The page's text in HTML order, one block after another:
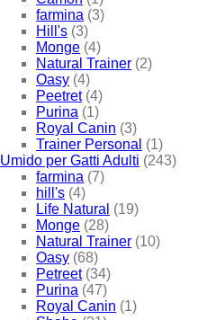
farmina (3)
Hill's (3)
Monge (4)
Natural Trainer (2)
Oasy (4)
Peetret (4)
Purina (1)
Royal Canin (3)
Trainer Personal (1)
Umido per Gatti Adulti (243)
farmina (7)
hill's (4)
Life Natural (19)
Monge (28)
Natural Trainer (10)
Oasy (68)
Petreet (34)
Purina (47)
Royal Canin (1)